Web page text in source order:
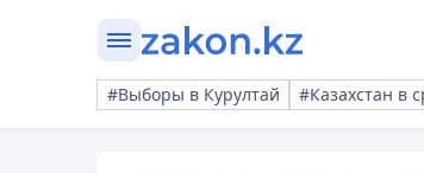
#Выборы в Курултай #Казахстан в